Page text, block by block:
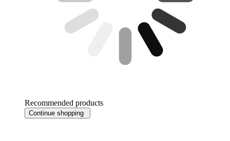
Recommended products
Continue shopping